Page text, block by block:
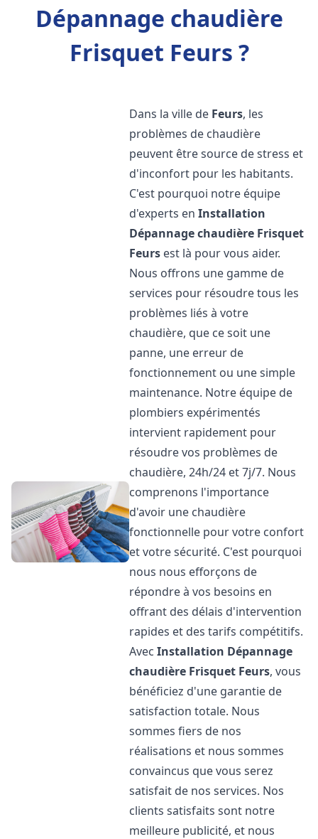
Dépannage chaudière
Frisquet Feurs ?
Dans la ville de Feurs, les
problèmes de chaudière
peuvent être source de stress et
d'inconfort pour les habitants.
C'est pourquoi notre équipe
d'experts enInstallation
Dépannage chaudière Frisquet
Feurs est là pour vous aider.
Nous offrons une gamme de
services pour résoudre tous les
problèmes liés à votre
chaudière, que ce soit une
panne, une erreur de
fonctionnement ou une simple
maintenance. Notre équipe de
plombiers expérimentés
intervient rapidement pour
résoudre vos problèmes de
chaudière, 24h/24 et 7j/7. Nous
comprenons l'importance
d'avoir une chaudière
fonctionnelle pour votre confort
et votre sécurité. C'est pourquoi
nous nous efforçons de
répondre à vos besoins en
offrant des délais d'intervention
rapides et des tarifs compétitifs.
AvecInstallation Dépannage
chaudière Frisquet Feurs, vous
bénéficiez d'une garantie de
satisfaction totale. Nous
sommes fiers de nos
réalisations et nous sommes
convaincus que vous serez
satisfait de nos services. Nos
clients satisfaits sont notre
meilleure publicité, et nous